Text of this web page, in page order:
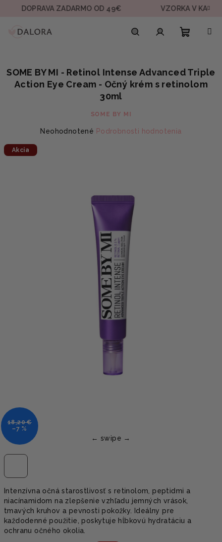
ZADARMO OD 49€ VZORKA V KAŽDEJ
košík
Intenzívna očná starostlivosť s retinolom, peptidmi a
niacínamidom na zlepšenie vzhľadu jemných vrások,
tmavých kruhov a pevnosti pokožky. Ideálny pre
každodenné použitie, poskytuje hĺbkovú hydratáciu a
ochranu očného okolia.
SOME BY MI - Retinol Intense Advanced Triple
Action Eye Cream - Očný krém s retinolom
30ml
SOME BY MI
Priemerné
Neohodnotené Podrobnosti hodnotenia
Akcia
18,20 €
–7 %